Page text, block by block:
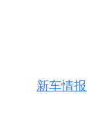
新车情报